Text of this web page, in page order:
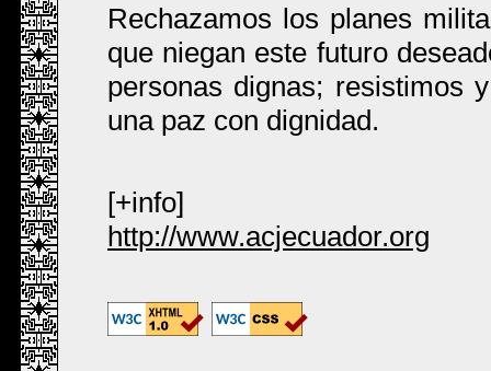
Rechazamos los planes
que niegan este futuro
personas dignas; resistimos
una paz con dignidad.
[+info]
http://www.acjecuador.org